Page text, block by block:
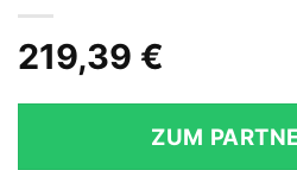
219,39 €
ZUM